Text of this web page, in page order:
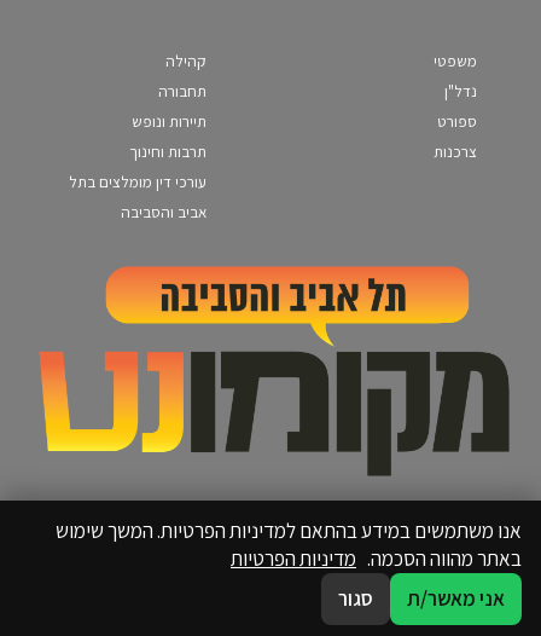
משפטי
נדל"ן
ספורט
צרכנות
קהילה
תחבורה
תיירות ונופש
תרבות וחינוך
עורכי דין מומלצים בתל
אביב והסביבה
אנו משתמשים במידע בהתאם למדיניות הפרטיות. המשך שימוש
באתר מהווה הסכמה. מדיניות הפרטיות
אני מאשר/ת
סגור